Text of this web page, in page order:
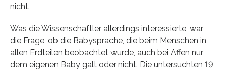
nicht.
Was die Wissenschaftler allerdings interessierte, war
die Frage, ob die Babysprache, die beim Menschen in
allen Erdteilen beobachtet wurde, auch bei Affen nur
dem eigenen Baby galt oder nicht. Die untersuchten 19